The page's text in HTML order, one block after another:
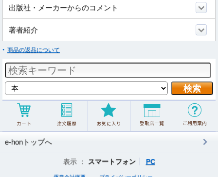
出版社・メーカーからのコメント
著者紹介
商品の返品について
e-honトップへ
表示 ： スマートフォン PC